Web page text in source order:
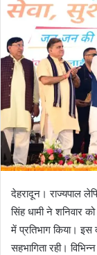
देहरादून। राज्यपाल
सिंह धामी ने शनिवार
में प्रतिभाग किया।
सहभागिता रही।